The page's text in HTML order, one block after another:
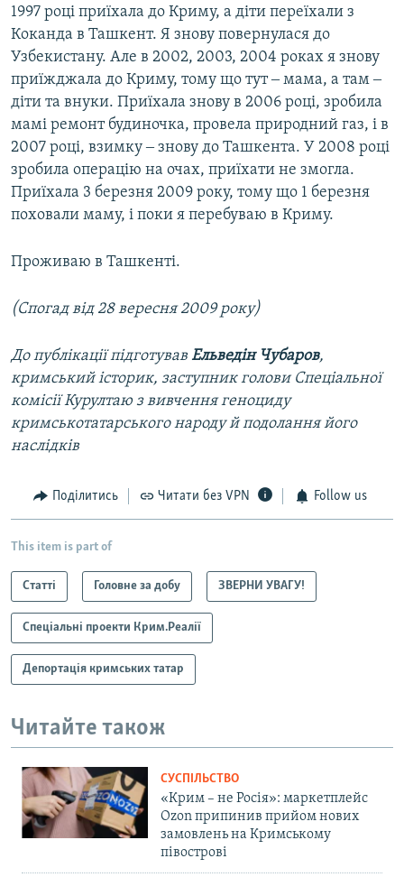
1997 році приїхала до Криму, а діти переїхали з
Коканда в Ташкент. Я знову повернулася до
Узбекистану. Але в 2002, 2003, 2004 роках я знову
приїжджала до Криму, тому що тут ‒ мама, а там ‒
діти та внуки. Приїхала знову в 2006 році, зробила
мамі ремонт будиночка, провела природний газ, і в
2007 році, взимку ‒ знову до Ташкента. У 2008 році
зробила операцію на очах, приїхати не змогла.
Приїхала 3 березня 2009 року, тому що 1 березня
поховали маму, і поки я перебуваю в Криму.
Проживаю в Ташкенті.
(Спогад від 28 вересня 2009 року)
До публікації підготував Ельведін Чубаров,
кримський історик, заступник голови Спеціальної
комісії Курултаю з вивчення геноциду
кримськотатарського народу й подолання його
наслідків
Поділитись Читати без VPN Follow us
This item is part of
Статті Головне за добу ЗВЕРНИ УВАГУ!
Спеціальні проекти Крим.Реалії
Депортація кримських татар
Читайте також
СУСПІЛЬСТВО
«Крим – не Росія»: маркетплейс
Ozon припинив прийом нових
замовлень на Кримському
півострові